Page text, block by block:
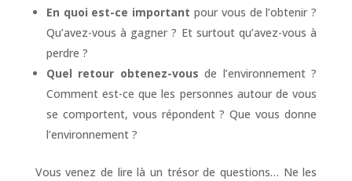
En quoi est-ce important pour vous de l’obtenir ?
Qu’avez-vous à gagner ? Et surtout qu’avez-vous à
perdre ?
Quel retour obtenez-vous de l’environnement ?
Comment est-ce que les personnes autour de vous
se comportent, vous répondent ? Que vous donne
l’environnement ?
Vous venez de lire là un trésor de questions… Ne les